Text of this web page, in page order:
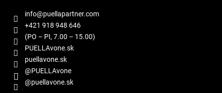
info@puellapartner.com
+421 918 948 646
(PO – PI, 7.00 – 15.00)
PUELLAvone.sk
puellavone.sk
@PUELLAvone
@puellavone.sk